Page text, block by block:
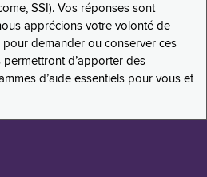
SSI). Vos réponses sont
apprécions votre volonté de
demander ou conserver ces
d’apporter des
d’aide essentiels pour vous et